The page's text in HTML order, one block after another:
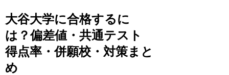
大谷大学に合格するに
は？偏差値・共通テスト
得点率・併願校・対策まと
め